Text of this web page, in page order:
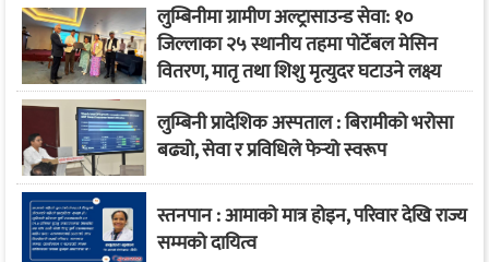
लुम्बिनीमा ग्रामीण अल्ट्रासाउन्ड सेवा: १०
जिल्लाका २५ स्थानीय तहमा पोर्टेबल मेसिन
वितरण, मातृ तथा शिशु मृत्युदर घटाउने लक्ष्य
लुम्बिनी प्रादेशिक अस्पताल : बिरामीको भरोसा
बढ्यो, सेवा र प्रविधिले फेर्‍यो स्वरूप
स्तनपान : आमाको मात्र होइन, परिवार देखि राज्य
सम्मको दायित्व